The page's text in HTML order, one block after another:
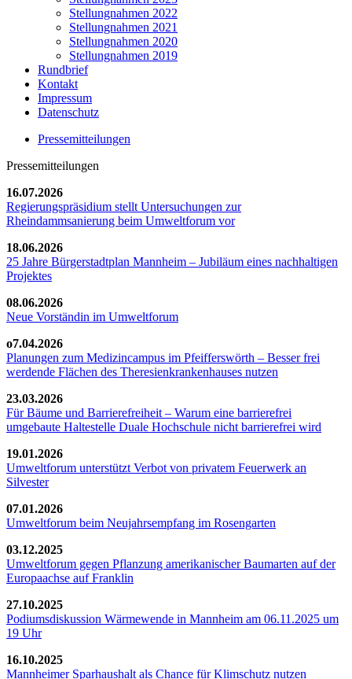
Stellungnahmen 2022
Stellungnahmen 2021
Stellungnahmen 2020
Stellungnahmen 2019
Rundbrief
Kontakt
Impressum
Datenschutz
Pressemitteilungen
Pressemitteilungen
16.07.2026
Regierungspräsidium stellt Untersuchungen zur
Rheindammsanierung beim Umweltforum vor
18.06.2026
25 Jahre Bürgerstadtplan Mannheim – Jubiläum eines nachhaltigen
Projektes
08.06.2026
Neue Vorständin im Umweltforum
o7.04.2026
Planungen zum Medizincampus im Pfeifferswörth – Besser frei
werdende Flächen des Theresienkrankenhauses nutzen
23.03.2026
Für Bäume und Barrierefreiheit – Warum eine barrierefrei
umgebaute Haltestelle Duale Hochschule nicht barrierefrei wird
19.01.2026
Umweltforum unterstützt Verbot von privatem Feuerwerk an
Silvester
07.01.2026
Umweltforum beim Neujahrsempfang im Rosengarten
03.12.2025
Umweltforum gegen Pflanzung amerikanischer Baumarten auf der
Europaachse auf Franklin
27.10.2025
Podiumsdiskussion Wärmewende in Mannheim am 06.11.2025 um
19 Uhr
16.10.2025
Mannheimer Sparhaushalt als Chance für Klimschutz nutzen